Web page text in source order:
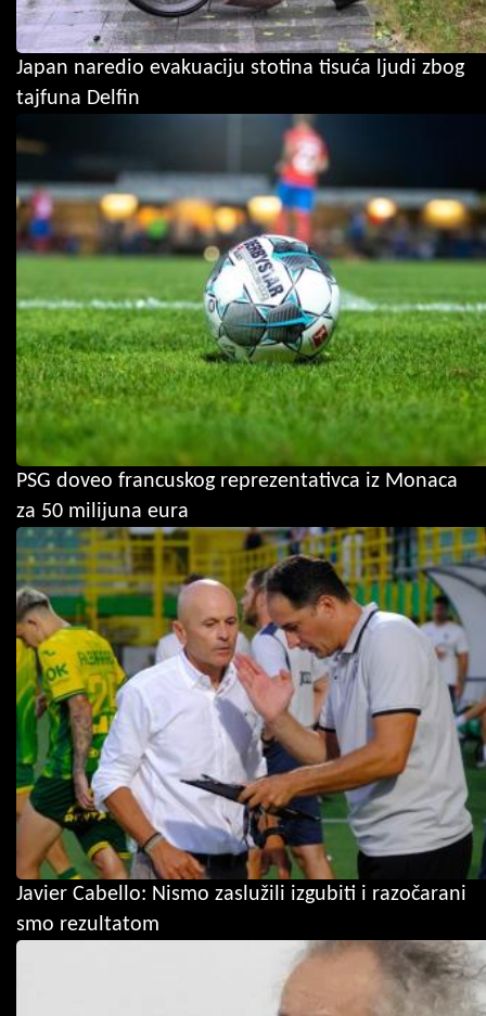
Japan naredio evakuaciju stotina tisuća ljudi zbog
tajfuna Delfin
PSG doveo francuskog reprezentativca iz Monaca
za 50 milijuna eura
Javier Cabello: Nismo zaslužili izgubiti i razočarani
smo rezultatom